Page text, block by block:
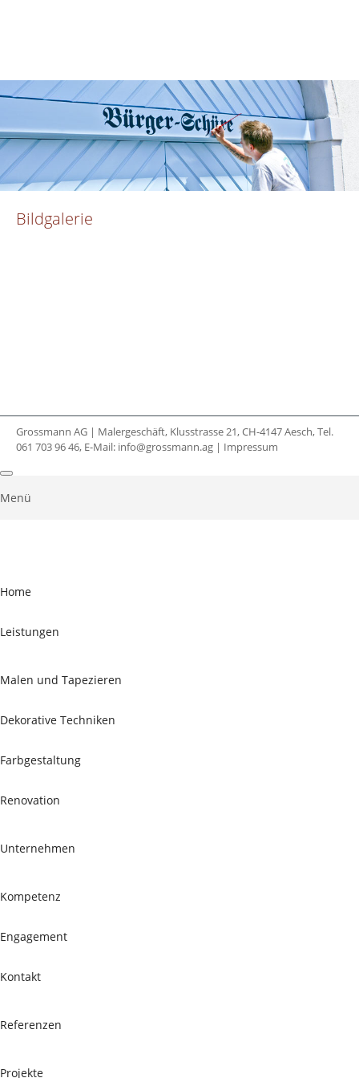
Bildgalerie
Grossmann AG | Malergeschäft, Klusstrasse 21, CH-4147 Aesch, Tel.
061 703 96 46, E-Mail: info@grossmann.ag | Impressum
Menü
Home
Leistungen
Malen und Tapezieren
Dekorative Techniken
Farbgestaltung
Renovation
Unternehmen
Kompetenz
Engagement
Kontakt
Referenzen
Projekte